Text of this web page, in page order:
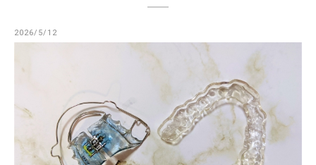
2026/5/12